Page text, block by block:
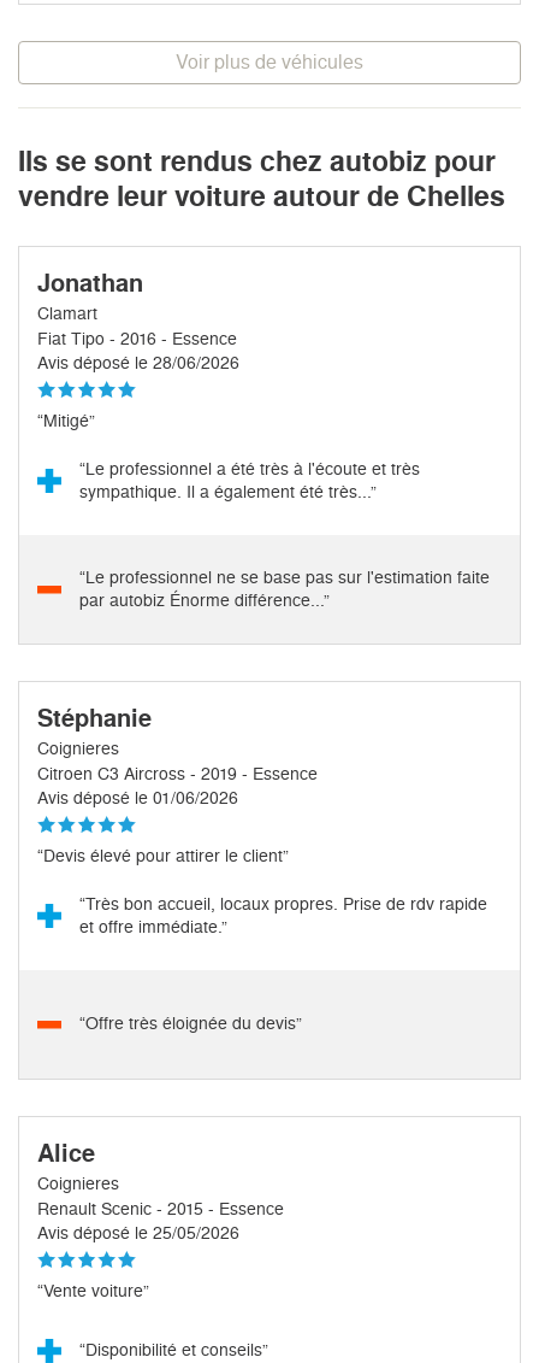
Voir plus de véhicules
Ils se sont rendus chez autobiz pour
vendre leur voiture autour de Chelles
Jonathan
Clamart
Fiat Tipo - 2016 - Essence
Avis déposé le 28/06/2026
“Mitigé”
“Le professionnel a été très à l'écoute et très
sympathique. Il a également été très...”
“Le professionnel ne se base pas sur l'estimation faite
par autobiz Énorme différence...”
Stéphanie
Coignieres
Citroen C3 Aircross - 2019 - Essence
Avis déposé le 01/06/2026
“Devis élevé pour attirer le client”
“Très bon accueil, locaux propres. Prise de rdv rapide
et offre immédiate.”
“Offre très éloignée du devis”
Alice
Coignieres
Renault Scenic - 2015 - Essence
Avis déposé le 25/05/2026
“Vente voiture”
“Disponibilité et conseils”